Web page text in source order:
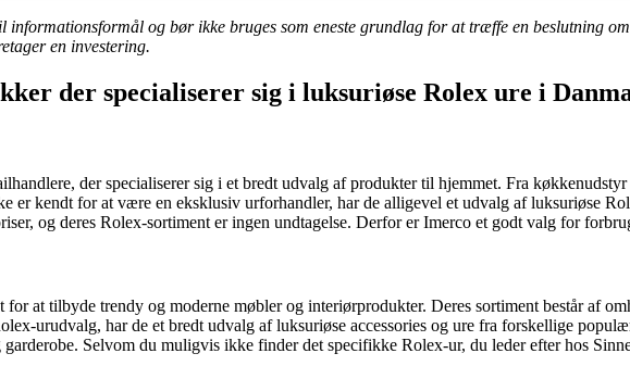
og bør ikke bruges som eneste grundlag for at træffe en beslutning
en investering.
der specialiserer sig i luksuriøse Rolex ure i
der specialiserer sig i et bredt udvalg af produkter til hjemmet. Fra
er kendt for at være en eksklusiv urforhandler, har de alligevel et udvalg af luksuriøse
og deres Rolex-sortiment er ingen undtagelse. Derfor er Imerco et godt valg for
for at tilbyde trendy og moderne møbler og interiørprodukter. Deres sortiment består af
urudvalg, har de et bredt udvalg af luksuriøse accessories og ure fra forskellige
Selvom du muligvis ikke finder det specifikke Rolex-ur, du leder efter hos